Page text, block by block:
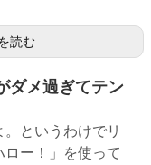
読む
ダメ過ぎてテン
というわけでリ
ロー！」を使って